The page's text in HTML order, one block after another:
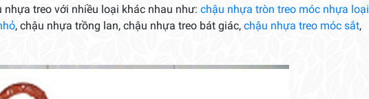
treo với nhiều loại khác nhau như: chậu nhựa tròn treo móc nhựa loại
, chậu nhựa trồng lan, chậu nhựa treo bát giác, chậu nhựa treo móc sắt,